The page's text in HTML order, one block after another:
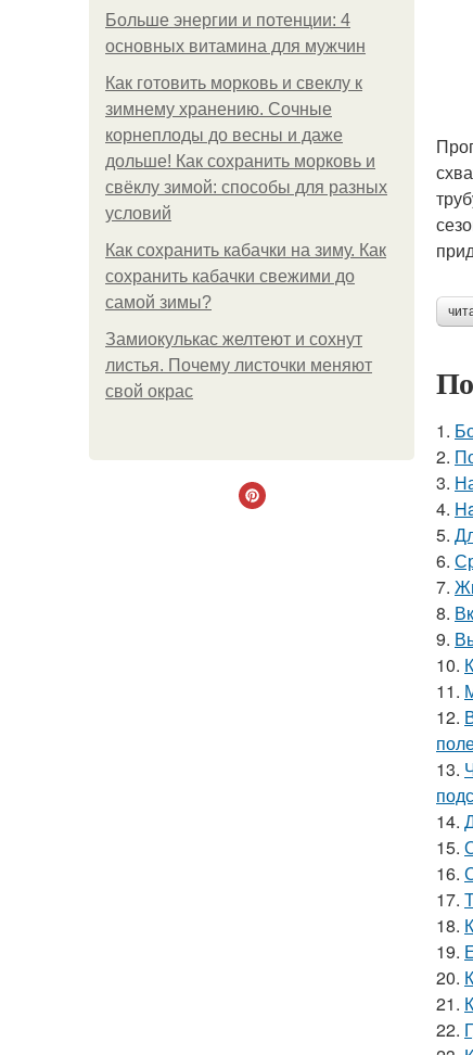
Больше энергии и потенции: 4
основных витамина для мужчин
Как готовить морковь и свеклу к
зимнему хранению. Сочные
корнеплоды до весны и даже
дольше! Как сохранить морковь и
свёклу зимой: способы для разных
условий
Как сохранить кабачки на зиму. Как
сохранить кабачки свежими до
самой зимы?
Замиокулькас желтеют и сохнут
листья. Почему листочки меняют
свой окрас
1.
2.
3.
4.
5.
6.
7.
8.
9.
10.
11.
12.
13.
14.
15.
16.
17.
18.
19.
20.
21.
22.